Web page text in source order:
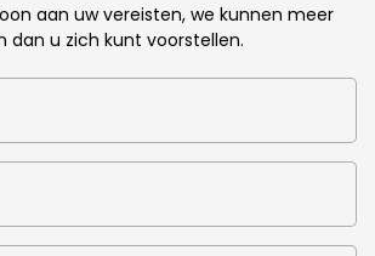
aan uw vereisten, we kunnen meer
dan u zich kunt voorstellen.